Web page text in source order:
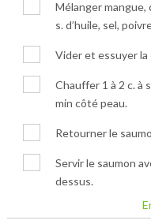
Mélanger mangue,
s. d’huile, sel,
Vider et essuyer la
Chauffer 1 à 2 c. à
min côté peau.
Retourner le
Servir le saumon
dessus.